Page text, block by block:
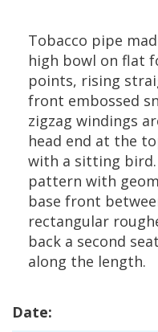
Tobacco pipe
high bowl on flat
points, rising
front embossed
zigzag windings
head end at the
with a sitting bird.
pattern with
base front
rectangular
back a second
along the length.
Date: